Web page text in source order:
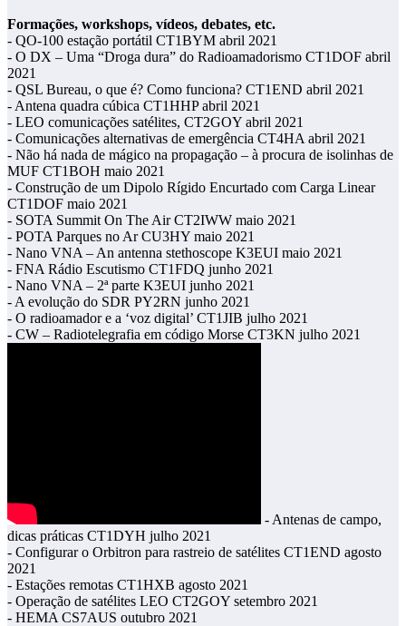
Formações, workshops, vídeos, debates, etc.
- QO-100 estação portátil CT1BYM abril 2021
- O DX – Uma “Droga dura” do Radioamadorismo CT1DOF abril
2021
- QSL Bureau, o que é? Como funciona? CT1END abril 2021
- Antena quadra cúbica CT1HHP abril 2021
- LEO comunicações satélites, CT2GOY abril 2021
- Comunicações alternativas de emergência CT4HA abril 2021
- Não há nada de mágico na propagação – à procura de isolinhas de
MUF CT1BOH maio 2021
- Construção de um Dipolo Rígido Encurtado com Carga Linear
CT1DOF maio 2021
- SOTA Summit On The Air CT2IWW maio 2021
- POTA Parques no Ar CU3HY maio 2021
- Nano VNA – An antenna stethoscope K3EUI maio 2021
- FNA Rádio Escutismo CT1FDQ junho 2021
- Nano VNA – 2ª parte K3EUI junho 2021
- A evolução do SDR PY2RN junho 2021
- O radioamador e a ‘voz digital’ CT1JIB julho 2021
- CW – Radiotelegrafia em código Morse CT3KN julho 2021
- Antenas de campo,
dicas práticas CT1DYH julho 2021
- Configurar o Orbitron para rastreio de satélites CT1END agosto
2021
- Estações remotas CT1HXB agosto 2021
- Operação de satélites LEO CT2GOY setembro 2021
- HEMA CS7AUS outubro 2021